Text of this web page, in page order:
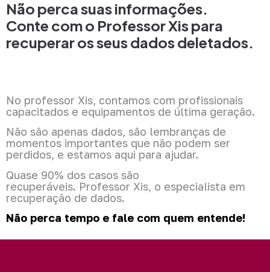
Não perca suas informações.
Conte com o Professor Xis para
recuperar os seus dados deletados.
No professor Xis, contamos com profissionais
capacitados e equipamentos de última geração.
Não são apenas dados, são lembranças de
momentos importantes que não podem ser
perdidos, e estamos aqui para ajudar.
Quase 90% dos casos são
recuperáveis. Professor Xis, o especialista em
recuperação de dados.
Não perca tempo e fale com quem entende!